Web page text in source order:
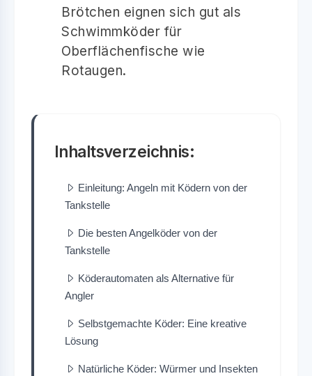
Brötchen eignen sich gut als
Schwimmköder für
Oberflächenfische wie
Rotaugen.
Inhaltsverzeichnis:
Einleitung: Angeln mit Ködern von der
Tankstelle
Die besten Angelköder von der
Tankstelle
Köderautomaten als Alternative für
Angler
Selbstgemachte Köder: Eine kreative
Lösung
Natürliche Köder: Würmer und Insekten